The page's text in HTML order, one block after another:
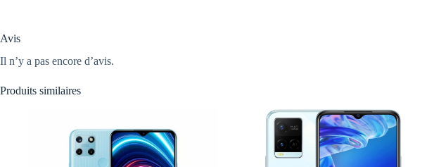
Avis
Il n’y a pas encore d’avis.
Produits similaires